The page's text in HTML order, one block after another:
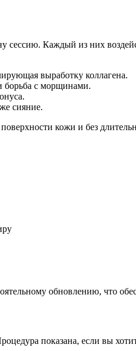
Каждый из них
выработку коллагена.
борьба с морщинами.
сияние.
кожи и без
обновлению, что
показана, если вы